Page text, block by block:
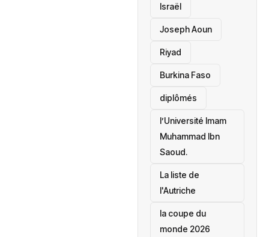
Israël
Joseph Aoun
Riyad
Burkina Faso
diplômés
l’Université Imam
Muhammad Ibn
Saoud.
‎La liste de
l'Autriche
la coupe du
monde 2026